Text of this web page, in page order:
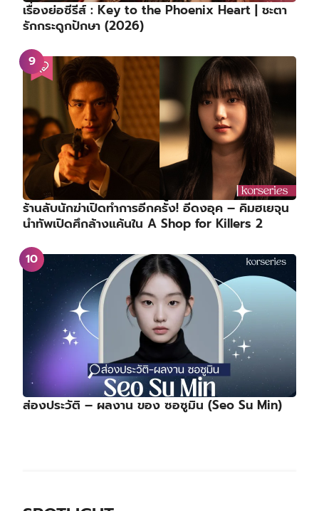
เรื่องย่อซีรีส์ : Key to the Phoenix Heart | ชะตา
รักกระดูกปักษา (2026)
ร้านลับนักฆ่าเปิดทำการอีกครั้ง! อีดงอุค – คิมฮเยจุน
นำทัพเปิดศึกล้างแค้นใน A Shop for Killers 2
ส่องประวัติ – ผลงาน ของ ซอซูมิน (Seo Su Min)